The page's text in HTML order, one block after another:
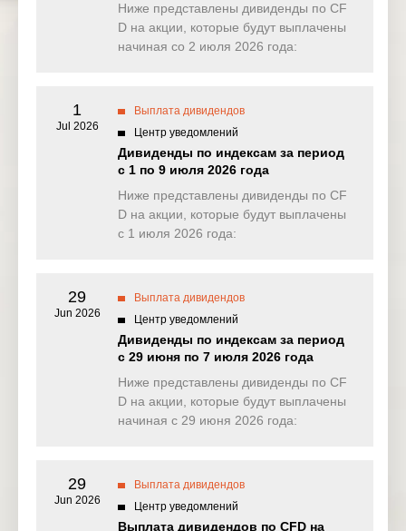
OKE Oneok Inc 3 Nov 2025
US
Hughes Co
LVS
Las Vegas
Sands Corp
4 Nov 2025
MET Metlife Inc 4 Nov 2025
EU
SIRI
Holdings Inc
5 Nov 2025
SYF
Synchrony
AU WES
Limited
Eaton Corp
Ниже представлены дивиденды по CF
D на акции, которые будут выплачены
начиная со 2 июля 2026 года:
1
Jul 2026
Выплата дивидендов
Центр уведомлений
Дивиденды по индексам за период
с 1 по 9 июля 2026 года
Ниже представлены дивиденды по CF
D на акции, которые будут выплачены
с 1 июля 2026 года:
29
Jun 2026
Выплата дивидендов
Центр уведомлений
Дивиденды по индексам за период
с 29 июня по 7 июля 2026 года
Ниже представлены дивиденды по CF
D на акции, которые будут выплачены
начиная с 29 июня 2026 года:
29
Jun 2026
Выплата дивидендов
Центр уведомлений
Выплата дивидендов по CFD на